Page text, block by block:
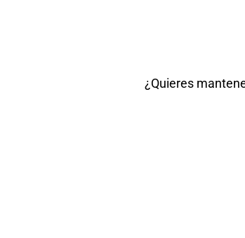
¿Quieres